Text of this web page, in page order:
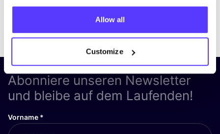
Allow all
Customize
Abonniere unseren Newsletter
und bleibe auf dem Laufenden!
Vorname *